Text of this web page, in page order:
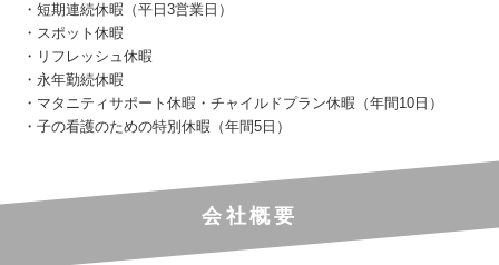
・短期連続休暇（平日3営業日）
・スポット休暇
・リフレッシュ休暇
・永年勤続休暇
・マタニティサポート休暇・チャイルドプラン休暇（年間10日）
・子の看護のための特別休暇（年間5日）
会社概要